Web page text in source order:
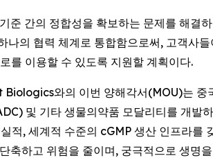
준 간의 정합성을 확보하는 문제를 해결
의 협력 체계로 통합함으로써, 고객사
를 이용할 수 있도록 지원할 계획이다.
와의 이번 양해각서(MOU)는 중
및 기타 생물의약품 모달리티를 개발
적, 세계적 수준의 cGMP 생산 인프라를
축하고 위험을 줄이며, 궁극적으로 생명